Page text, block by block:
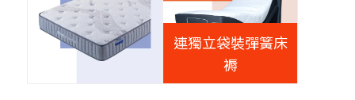
連獨立袋裝彈簧床
褥